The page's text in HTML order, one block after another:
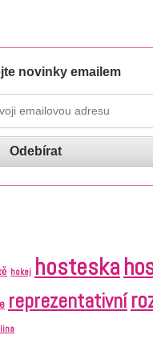
novinky emailem
hokej hosteska
reprezentativní